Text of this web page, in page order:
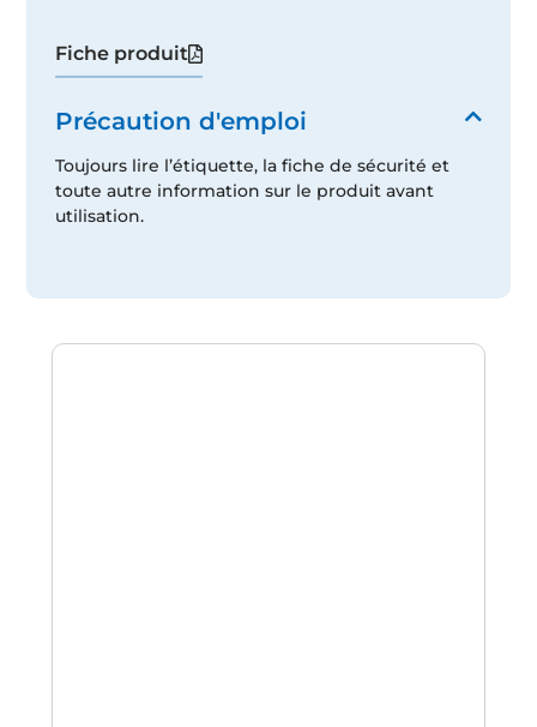
Fiche produit
Précaution d'emploi
Toujours lire l’étiquette, la fiche de sécurité et
toute autre information sur le produit avant
utilisation.